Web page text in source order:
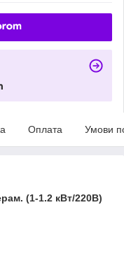
Оплата Умови
(1-1.2 кВт/220В)